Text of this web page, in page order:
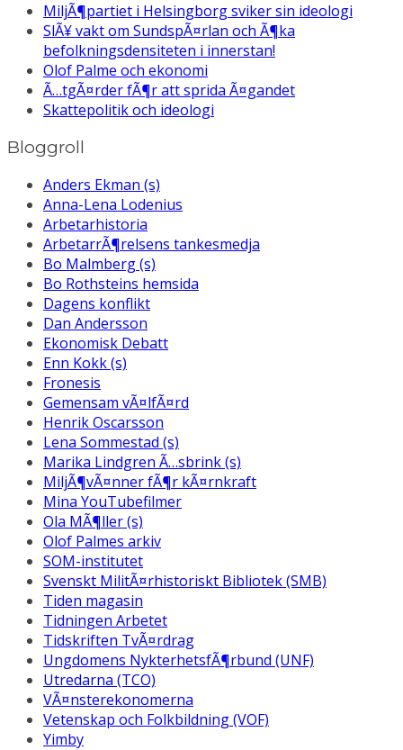
MiljÃ¶partiet i Helsingborg sviker sin ideologi
SlÃ¥ vakt om SundspÃ¤rlan och Ã¶ka
befolkningsdensiteten i innerstan!
Olof Palme och ekonomi
Ã…tgÃ¤rder fÃ¶r att sprida Ã¤gandet
Skattepolitik och ideologi
Bloggroll
Anders Ekman (s)
Anna-Lena Lodenius
Arbetarhistoria
ArbetarrÃ¶relsens tankesmedja
Bo Malmberg (s)
Bo Rothsteins hemsida
Dagens konflikt
Dan Andersson
Ekonomisk Debatt
Enn Kokk (s)
Fronesis
Gemensam vÃ¤lfÃ¤rd
Henrik Oscarsson
Lena Sommestad (s)
Marika Lindgren Ã…sbrink (s)
MiljÃ¶vÃ¤nner fÃ¶r kÃ¤rnkraft
Mina YouTubefilmer
Ola MÃ¶ller (s)
Olof Palmes arkiv
SOM-institutet
Svenskt MilitÃ¤rhistoriskt Bibliotek (SMB)
Tiden magasin
Tidningen Arbetet
Tidskriften TvÃ¤rdrag
Ungdomens NykterhetsfÃ¶rbund (UNF)
Utredarna (TCO)
VÃ¤nsterekonomerna
Vetenskap och Folkbildning (VOF)
Yimby